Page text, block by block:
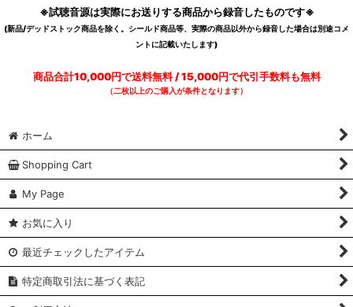
※試聴音源は実際にお送りする商品から録音したものです※
(新品/デッドストック商品を除く。シールド商品等、実際の商品以外から録音した場合は別途コメ
ントに記載いたします)
商品合計10,000円で送料無料 / 15,000円で代引手数料も無料
（二枚以上のご購入が条件となります）
ホーム
Shopping Cart
My Page
お気に入り
最近チェックしたアイテム
特定商取引法に基づく表記